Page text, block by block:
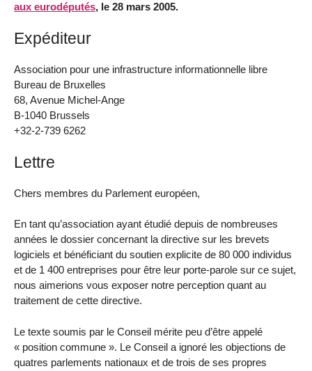
aux eurodéputés, le 28 mars 2005.
Expéditeur
Association pour une infrastructure informationnelle libre
Bureau de Bruxelles
68, Avenue Michel-Ange
B-1040 Brussels
+32-2-739 6262
Lettre
Chers membres du Parlement européen,
En tant qu’association ayant étudié depuis de nombreuses
années le dossier concernant la directive sur les brevets
logiciels et bénéficiant du soutien explicite de 80 000 individus
et de 1 400 entreprises pour être leur porte-parole sur ce sujet,
nous aimerions vous exposer notre perception quant au
traitement de cette directive.
Le texte soumis par le Conseil mérite peu d’être appelé
« position commune ». Le Conseil a ignoré les objections de
quatres parlements nationaux et de trois de ses propres